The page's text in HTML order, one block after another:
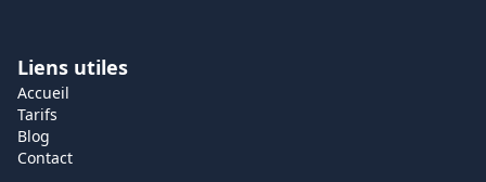
Liens utiles
Accueil
Tarifs
Blog
Contact